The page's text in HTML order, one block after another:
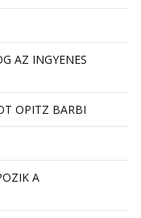
AZ INGYENES
OPITZ BARBI
A